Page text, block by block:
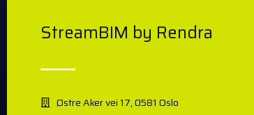
StreamBIM by Rendra
Østre Aker vei 17, 0581 Oslo